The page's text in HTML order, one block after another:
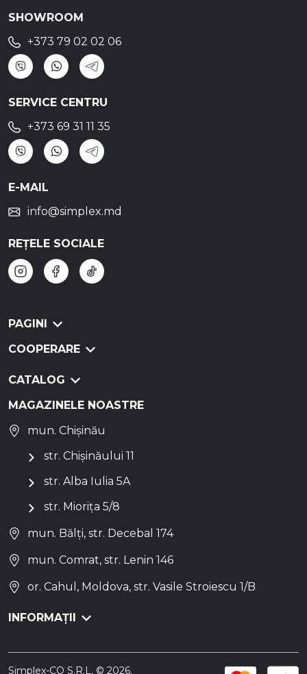
SHOWROOM
+373 79 02 02 06
SERVICE CENTRU
+373 69 31 11 35
E-MAIL
info@simplex.md
REȚELE SOCIALE
PAGINI
COOPERARE
CATALOG
MAGAZINELE NOASTRE
mun. Chișinău
str. Chișinăului 11
str. Alba Iulia 5A
str. Miorița 5/8
mun. Bălți, str. Decebal 174
mun. Comrat, str. Lenin 146
or. Cahul, Moldova, str. Vasile Stroiescu 1/B
INFORMAȚII
Simplex-CO S.R.L. © 2026.